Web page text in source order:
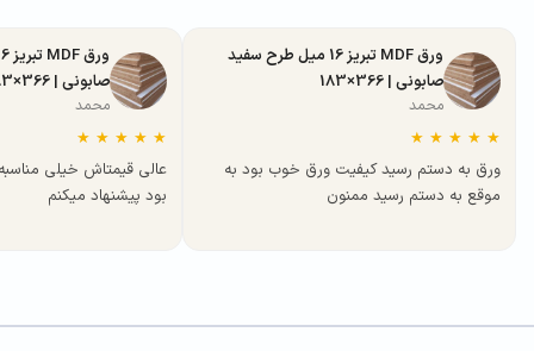
ورق MDF تبریز 16 میل طرح سفید
صابونی | 366×183
محمد
★
★
★
★
★
ورق به دستم رسید کیفیت ورق خوب بود به
موقع به دستم رسید ممنون
صابونی | 366×183
محمد
★
★
★
★
★
عالی قیمتاش خیلی
بود پیشنهاد میکنم